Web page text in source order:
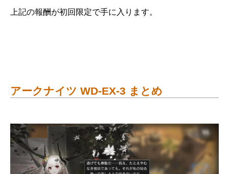
上記の報酬が初回限定で手に入ります。
アークナイツ WD-EX-3 まとめ